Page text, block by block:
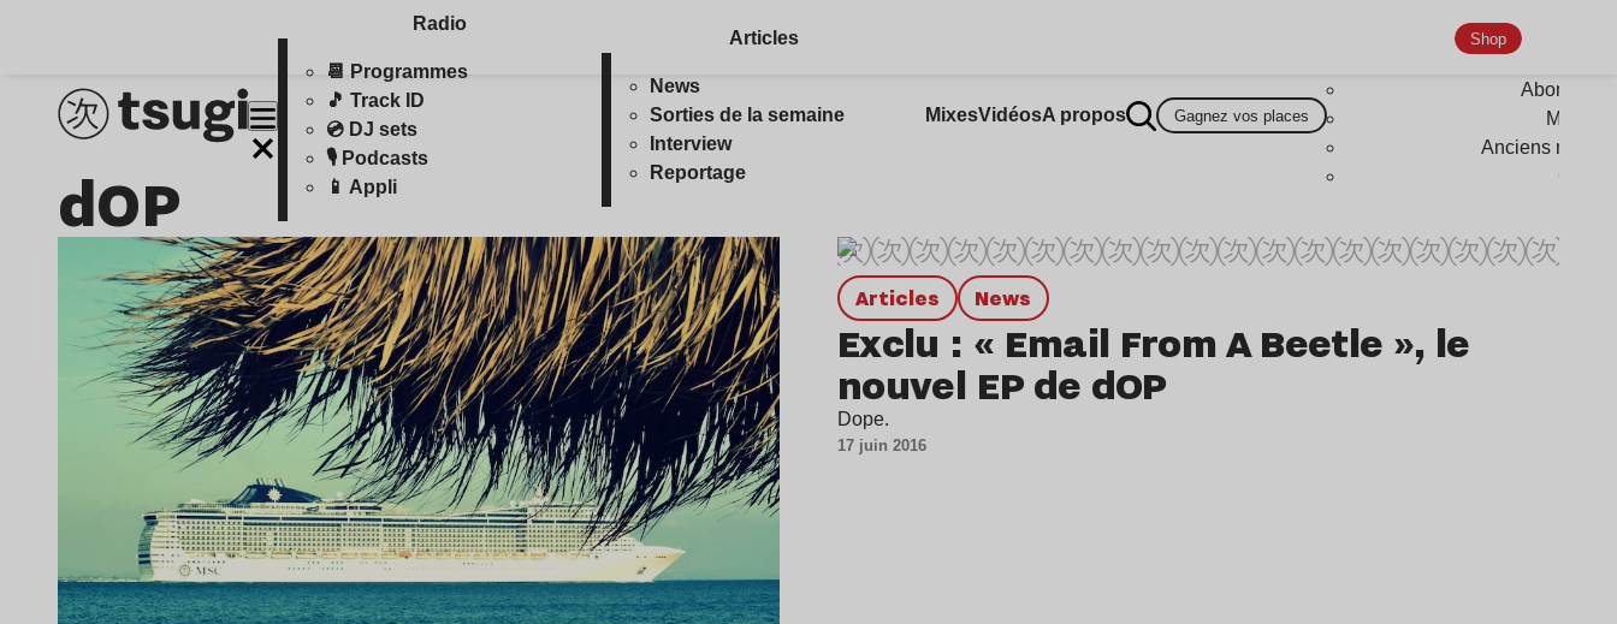
Radio
📆 Programmes
🎵 Track ID
💿 DJ sets
🎙️ Podcasts
📱 Appli
Articles
News
Sorties de la semaine
Interview
Reportage
MixesVidéosA propos Gagnez vos places
Shop
Anciens
dOP
Articles news
Exclu : « Email From A Beetle », le
nouvel EP de dOP
Dope.
17 juin 2016